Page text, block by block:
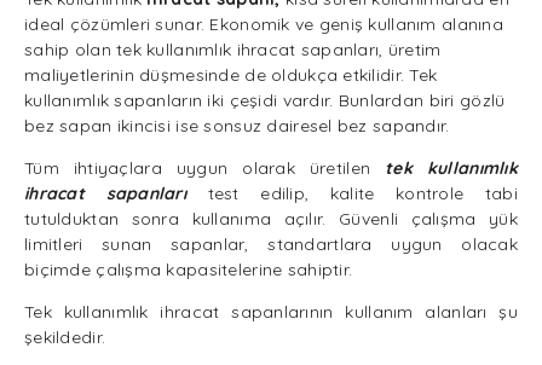
ideal çözümleri sunar. Ekonomik ve geniş kullanım alanına
sahip olan tek kullanımlık ihracat sapanları, üretim
maliyetlerinin düşmesinde de oldukça etkilidir. Tek
kullanımlık sapanların iki çeşidi vardır. Bunlardan biri gözlü
bez sapan ikincisi ise sonsuz dairesel bez sapandır.
Tüm ihtiyaçlara uygun olarak üretilen
tek kullanımlık
ihracat sapanlarıtest edilip, kalite kontrole tabi
tutulduktan sonra kullanıma açılır. Güvenli çalışma yük
limitleri sunan sapanlar, standartlara uygun olacak
biçimde çalışma kapasitelerine sahiptir.
Tek kullanımlık ihracat sapanlarının kullanım alanları şu
şekildedir.